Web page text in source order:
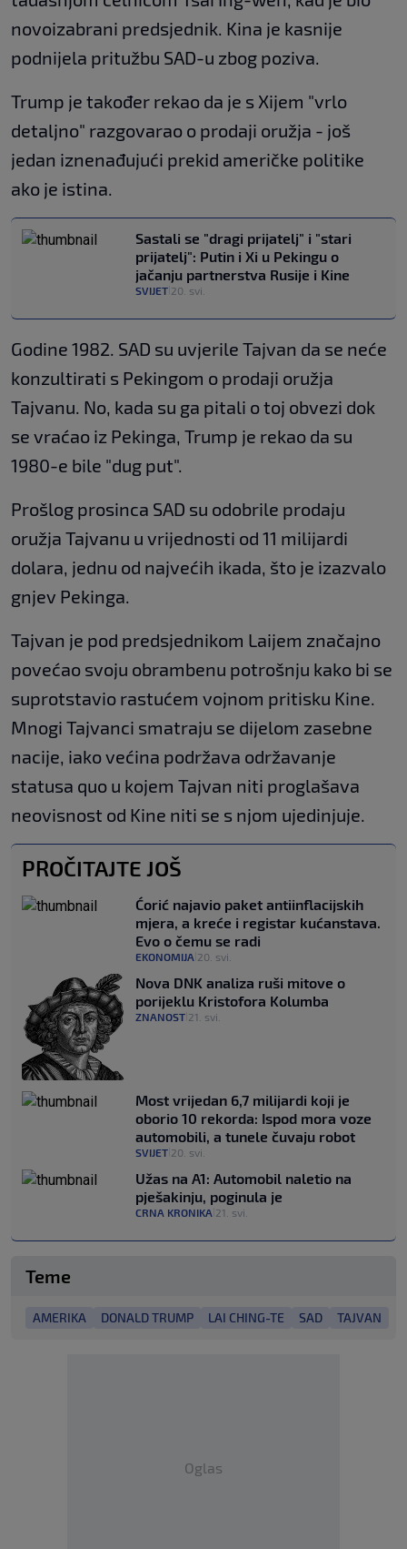
novoizabrani predsjednik. Kina je kasnije
podnijela pritužbu SAD-u zbog poziva.
Trump je također rekao da je s Xijem "vrlo
detaljno" razgovarao o prodaji oružja - još
jedan iznenađujući prekid američke politike
ako je istina.
Sastali se "dragi prijatelj" i "stari
prijatelj": Putin i Xi u Pekingu o
jačanju partnerstva Rusije i Kine
SVIJET 20. svi.
Godine 1982. SAD su uvjerile Tajvan da se neće
konzultirati s Pekingom o prodaji oružja
Tajvanu. No, kada su ga pitali o toj obvezi dok
se vraćao iz Pekinga, Trump je rekao da su
1980-e bile "dug put".
Prošlog prosinca SAD su odobrile prodaju
oružja Tajvanu u vrijednosti od 11 milijardi
dolara, jednu od najvećih ikada, što je izazvalo
gnjev Pekinga.
Tajvan je pod predsjednikom Laijem značajno
povećao svoju obrambenu potrošnju kako bi se
suprotstavio rastućem vojnom pritisku Kine.
Mnogi Tajvanci smatraju se dijelom zasebne
nacije, iako većina podržava održavanje
statusa quo u kojem Tajvan niti proglašava
neovisnost od Kine niti se s njom ujedinjuje.
PROČITAJTE JOŠ
Ćorić najavio paket antiinflacijskih
mjera, a kreće i registar kućanstava.
Evo o čemu se radi
EKONOMIJA 20. svi.
Nova DNK analiza ruši mitove o
porijeklu Kristofora Kolumba
ZNANOST 21. svi.
Most vrijedan 6,7 milijardi koji je
oborio 10 rekorda: Ispod mora voze
automobili, a tunele čuvaju robot
SVIJET 20. svi.
Užas na A1: Automobil naletio na
pješakinju, poginula je
CRNA KRONIKA 21. svi.
Teme
AMERIKA DONALD TRUMP LAI CHING-TE SAD TAJVAN
Oglas